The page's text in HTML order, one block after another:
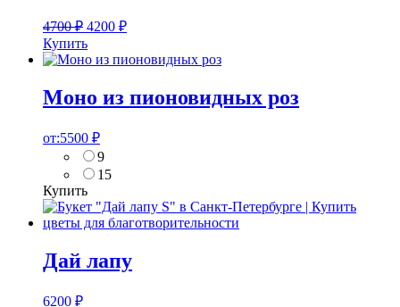
4700₽ 4200 ₽
Купить
Моно из пионовидных роз
от:5500 ₽
9
15
Купить
Дай лапу
6200 ₽